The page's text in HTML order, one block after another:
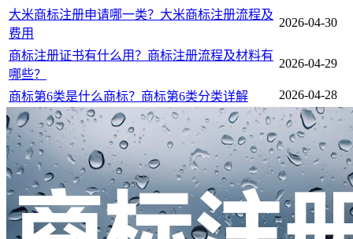
大米商标注册申请哪一类？大米商标注册流程及
费用
2026-04-30
商标注册证书有什么用？商标注册流程及材料有
哪些？
2026-04-29
商标第6类是什么商标？商标第6类分类详解 2026-04-28